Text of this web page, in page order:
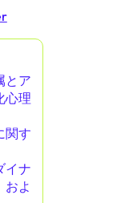
とア
心理
関す
イナ
およ